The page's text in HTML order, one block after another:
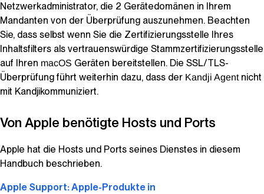
Netzwerkadministrator, die 2 Gerätedomänen in Ihrem
Mandanten von der Überprüfung auszunehmen. Beachten
Sie, dass selbst wenn Sie die Zertifizierungsstelle Ihres
Inhaltsfilters als vertrauenswürdige Stammzertifizierungsstelle
auf Ihren macOS Geräten bereitstellen. Die SSL/TLS-
Überprüfung führt weiterhin dazu, dass der Kandji Agentnicht
mit Kandjikommuniziert.
Von Apple benötigte Hosts und Ports
Apple hat die Hosts und Ports seines Dienstes in diesem
Handbuch beschrieben.
Apple Support: Apple-Produkte in